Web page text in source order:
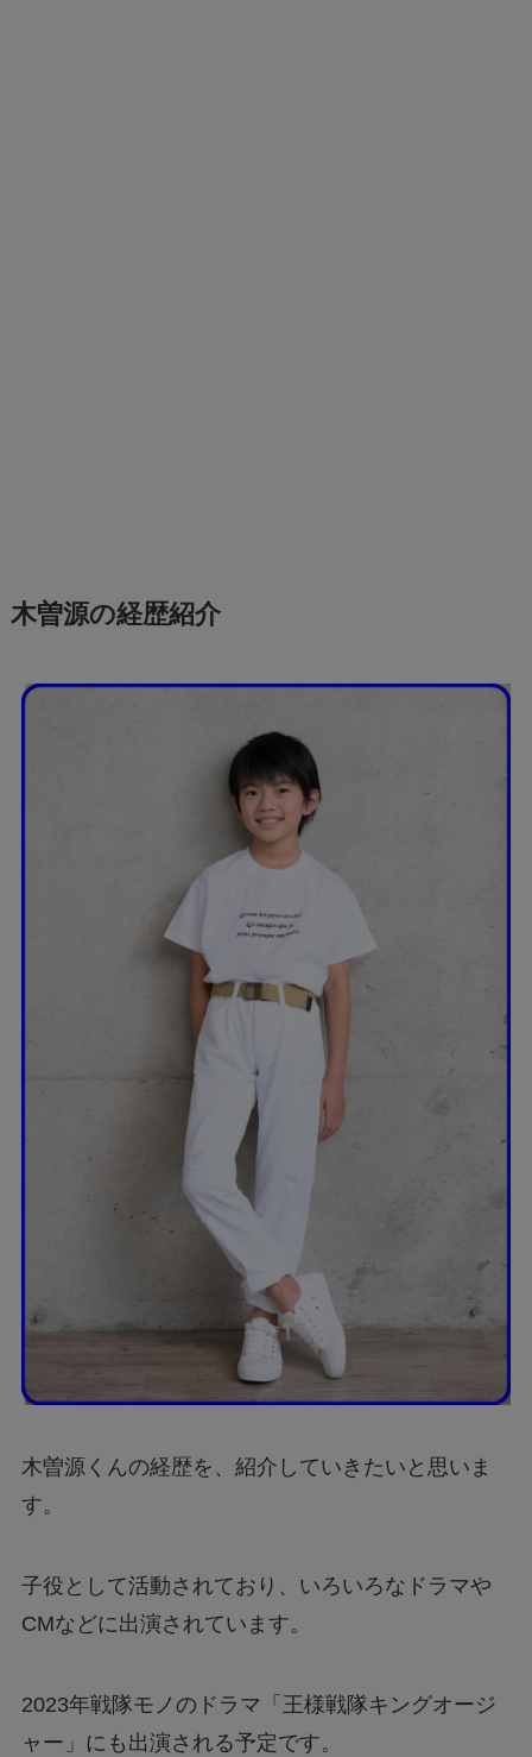
木曽源の経歴紹介
木曽源くんの経歴を、紹介していきたいと思いま
す。
子役として活動されており、いろいろなドラマや
CMなどに出演されています。
2023年戦隊モノのドラマ「王様戦隊キングオージ
ャー」にも出演される予定です。